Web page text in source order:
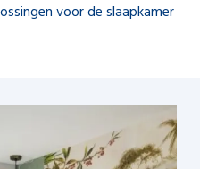
voor de slaapkamer